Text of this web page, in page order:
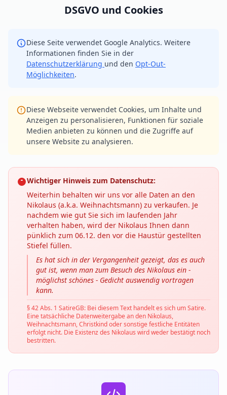
DSGVO und Cookies
Diese Seite verwendet Google Analytics. Weitere
Informationen finden Sie in der
Datenschutzerklärung und den Opt-Out-
Möglichkeiten.
Diese Webseite verwendet Cookies, um Inhalte und
Anzeigen zu personalisieren, Funktionen für soziale
Medien anbieten zu können und die Zugriffe auf
unsere Website zu analysieren.
Wichtiger Hinweis zum Datenschutz:
Weiterhin behalten wir uns vor alle Daten an den
Nikolaus (a.k.a. Weihnachtsmann) zu verkaufen. Je
nachdem wie gut Sie sich im laufenden Jahr
verhalten haben, wird der Nikolaus Ihnen dann
pünklich zum 06.12. den vor die Haustür gestellten
Stiefel füllen.
Es hat sich in der Vergangenheit gezeigt, das es auch
gut ist, wenn man zum Besuch des Nikolaus ein -
möglichst schönes - Gedicht auswendig vortragen
kann.
§ 42 Abs. 1 SatireGB: Bei diesem Text handelt es sich um Satire.
Eine tatsächliche Datenweitergabe an den Nikolaus,
Weihnachtsmann, Christkind oder sonstige festliche Entitäten
erfolgt nicht. Die Existenz des Nikolaus wird weder bestätigt noch
bestritten.